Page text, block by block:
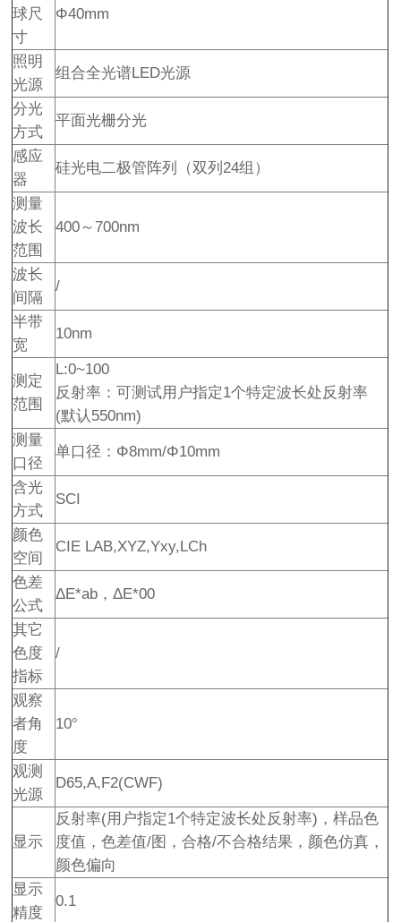
球尺
寸
Φ40mm
照明
光源
组合全光谱LED光源
分光
方式
平面光栅分光
感应
器
硅光电二极管阵列（双列24组）
测量
波长
范围
400～700nm
波长
间隔
/
半带
宽
10nm
测定
范围
L:0~100
反射率：可测试用户指定1个特定波长处反射率
(默认550nm)
测量
口径
单口径：Φ8mm/Φ10mm
含光
方式
SCI
颜色
空间
CIE LAB,XYZ,Yxy,LCh
色差
公式
ΔE*ab，ΔE*00
其它
色度
指标
/
观察
者角
度
10°
观测
光源
D65,A,F2(CWF)
显示
反射率(用户指定1个特定波长处反射率)，样品色
度值，色差值/图，合格/不合格结果，颜色仿真，
颜色偏向
显示
精度
0.1